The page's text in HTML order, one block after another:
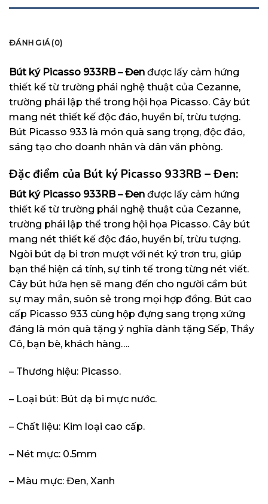
ĐÁNH GIÁ (0)
Bút ký Picasso 933RB – Đen được lấy cảm hứng
thiết kế từ trường phái nghệ thuật của Cezanne,
trường phái lập thể trong hội họa Picasso. Cây bút
mang nét thiết kế độc đáo, huyền bí, trừu tượng.
Bút Picasso 933 là món quà sang trọng, độc đáo,
sáng tạo cho doanh nhân và dân văn phòng.
Đặc điểm của Bút ký Picasso 933RB – Đen:
Bút ký Picasso 933RB – Đen được lấy cảm hứng
thiết kế từ trường phái nghệ thuật của Cezanne,
trường phái lập thể trong hội họa Picasso. Cây bút
mang nét thiết kế độc đáo, huyền bí, trừu tượng.
Ngòi bút dạ bi trơn mượt với nét ký trơn tru, giúp
bạn thể hiện cá tính, sự tinh tế trong từng nét viết.
Cây bút hứa hẹn sẽ mang đến cho người cầm bút
sự may mắn, suôn sẻ trong mọi hợp đồng. Bút cao
cấp Picasso 933 cùng hộp đựng sang trọng xứng
đáng là món quà tặng ý nghĩa dành tặng Sếp, Thầy
Cô, bạn bè, khách hàng….
– Thương hiệu: Picasso.
– Loại bút: Bút dạ bi mực nước.
– Chất liệu: Kim loại cao cấp.
– Nét mực: 0.5mm
– Màu mực: Đen, Xanh